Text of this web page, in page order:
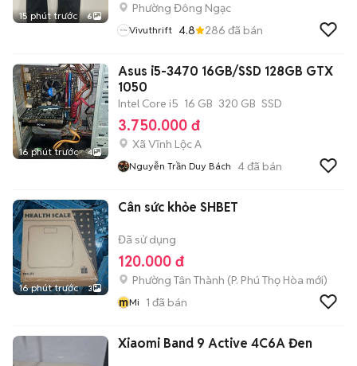
15 phút trước 6
Phường Đông Ngạc
Vivuthrift 4.8 286 đã bán
16 phút trước 4
Asus i5-3470 16GB/SSD 128GB GTX
1050
Intel Core i5 16 GB 320 GB SSD
3.750.000 đ
Xã Vĩnh Lộc A
Nguyễn Trần Duy Bách 4đã bán
16 phút trước 3
Cân sức khỏe SHBET
Đã sử dụng
120.000 đ
Phường Tân Thành (P. Phú Thọ Hòa mới)
mMi 1 đã bán
Xiaomi Band 9 Active 4C6A Đen